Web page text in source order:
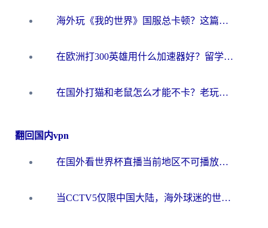
海外玩《我的世界》国服总卡顿？这篇我的世界游戏加速器指南帮你解决所有问题
在欧洲打300英雄用什么加速器好？留学生亲测有效的解决方案来了
在国外打猫和老鼠怎么才能不卡？老玩家亲测的终极加速指南
翻回国内vpn
在国外看世界杯直播当前地区不可播放？海外党必看的回国加速全攻略
当CCTV5仅限中国大陆，海外球迷的世界杯狂欢如何继续？